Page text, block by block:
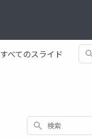
すべてのスライド 検索
検索